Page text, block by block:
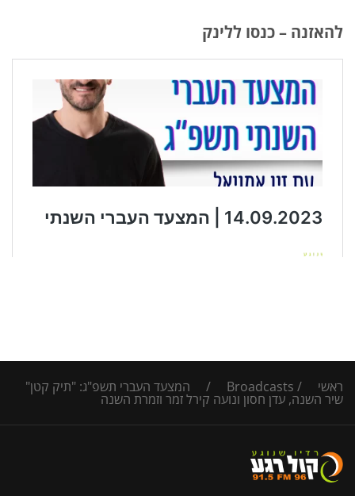
להאזנה – כנסו ללינק
ראשי /
Broadcasts
/ המצעד העברי תשפ"ג: "תיק קטן"
שיר השנה, עדן חסון ונועה קירל זמר וזמרת השנה